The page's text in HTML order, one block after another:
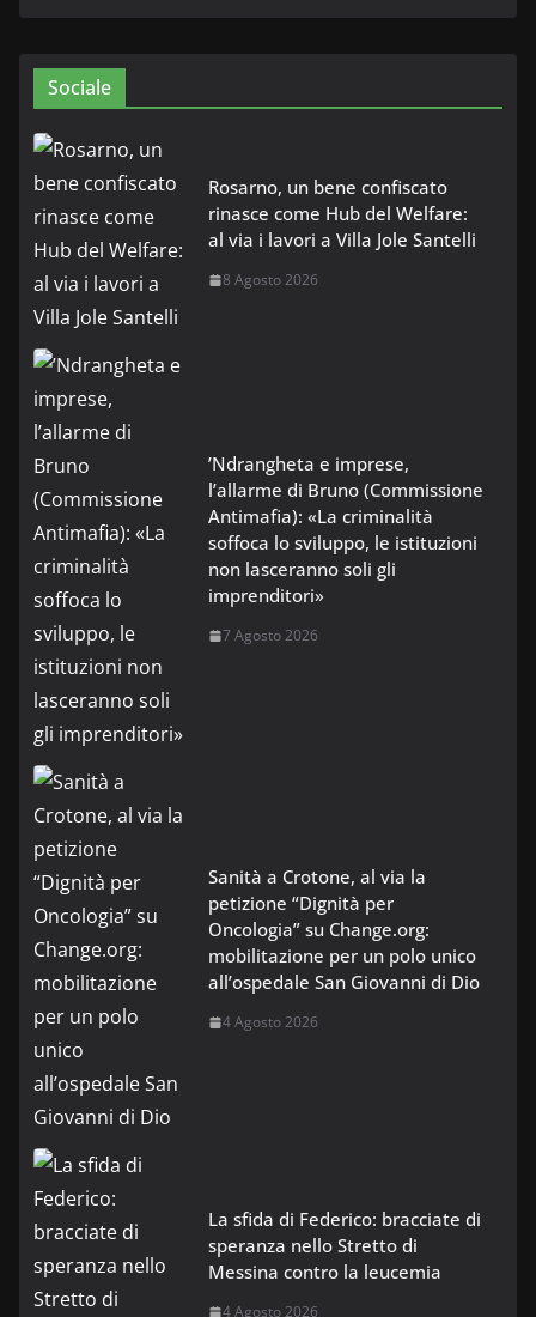
Sociale
Rosarno, un bene confiscato
rinasce come Hub del Welfare:
al via i lavori a Villa Jole Santelli
8 Agosto 2026
’Ndrangheta e imprese,
l’allarme di Bruno (Commissione
Antimafia): «La criminalità
soffoca lo sviluppo, le istituzioni
non lasceranno soli gli
imprenditori»
7 Agosto 2026
Sanità a Crotone, al via la
petizione “Dignità per
Oncologia” su Change.org:
mobilitazione per un polo unico
all’ospedale San Giovanni di Dio
4 Agosto 2026
La sfida di Federico: bracciate di
speranza nello Stretto di
Messina contro la leucemia
4 Agosto 2026